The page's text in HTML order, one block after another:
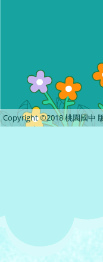
Copyright ©2018 桃園國中